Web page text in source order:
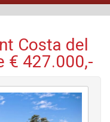
Costa del
€ 427.000,-